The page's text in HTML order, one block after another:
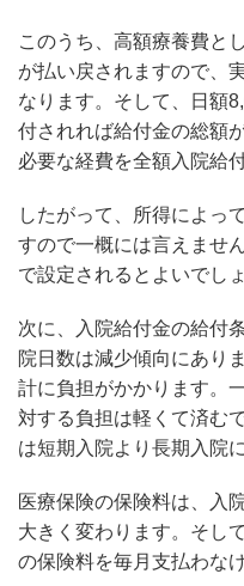
このうち、高額療養費と
が払い戻されますので、
なります。そして、日額
付されれば給付金の総額
必要な経費を全額入院給
したがって、所得によっ
すので一概には言えませ
で設定されるとよいでしょ
次に、入院給付金の給付
院日数は減少傾向にあり
計に負担がかかります。
対する負担は軽くて済む
は短期入院より長期入院
医療保険の保険料は、入
大きく変わります。そし
の保険料を毎月支払わな